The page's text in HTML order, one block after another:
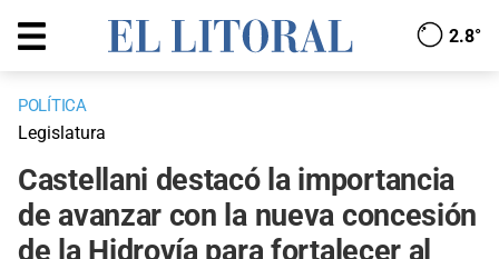
2.8°
POLÍTICA
Legislatura
Castellani destacó la importancia
de avanzar con la nueva concesión
de la Hidrovía para fortalecer al